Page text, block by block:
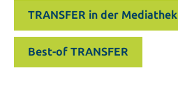
TRANSFER in der Mediathek
Best-of TRANSFER